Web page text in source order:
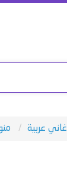
اغاني عربية